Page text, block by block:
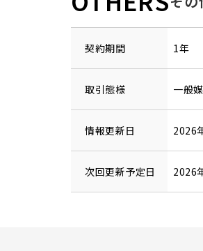
契約期間 1年
取引態様 一般
情報更新日 2026
次回更新予定日 2026